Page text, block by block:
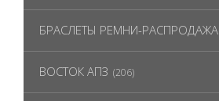
БРАСЛЕТЫ РЕМНИ-РАСПРОДАЖА
ВОСТОК АПЗ (206)